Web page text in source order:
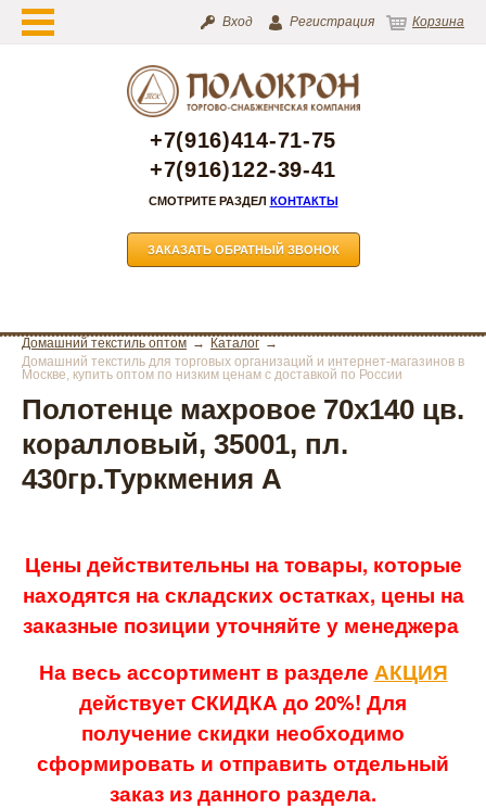
Вход Регистрация Корзина
+7(916)414-71-75
+7(916)122-39-41
СМОТРИТЕ РАЗДЕЛ КОНТАКТЫ
ЗАКАЗАТЬ ОБРАТНЫЙ ЗВОНОК
Домашний текстиль оптом
Каталог
Домашний текстиль для торговых организаций и интернет-магазинов в
Москве, купить оптом по низким ценам с доставкой по России
Полотенце махровое 70х140 цв.
коралловый, 35001, пл.
430гр.Туркмения А
Цены действительны на товары, которые
находятся на складских остатках, цены на
заказные позиции уточняйте у менеджера
На весь ассортимент в разделе АКЦИЯ
действует СКИДКА до 20%! Для
получение скидки необходимо
сформировать и отправить отдельный
заказ из данного раздела.